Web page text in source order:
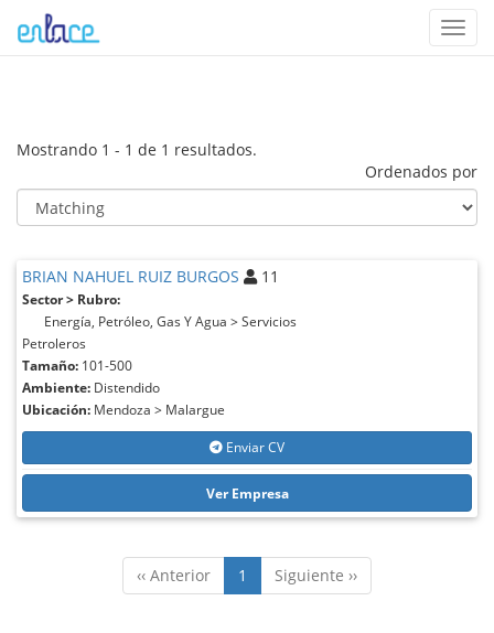
Mostrando 1 - 1 de 1 resultados.
Ordenados por
BRIAN NAHUEL RUIZ BURGOS 11
Sector > Rubro:
Energía, Petróleo, Gas Y Agua > Servicios
Petroleros
Tamaño: 101-500
Ambiente: Distendido
Ubicación: Mendoza > Malargue
Enviar CV
Ver Empresa
‹‹ Anterior 1 Siguiente ››